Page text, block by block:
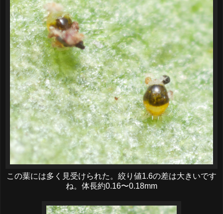
この葉には多く見受けられた。絞り値1.6の差は大きいです
ね。体長約0.16〜0.18mm